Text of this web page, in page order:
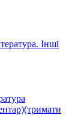
Інші